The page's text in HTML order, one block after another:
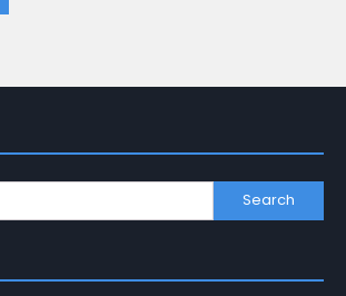
Search